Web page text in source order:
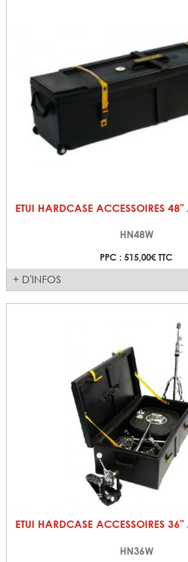
ETUI HARDCASE ACCESSOIRES 48"
HN48W
PPC : 515,00€ TTC
+ D'INFOS
ETUI HARDCASE ACCESSOIRES 36"
HN36W